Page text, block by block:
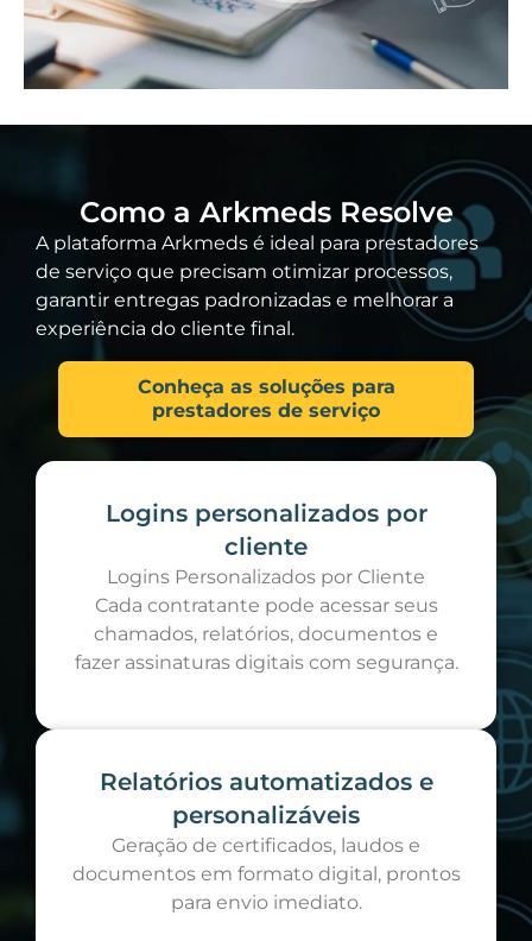
Como a Arkmeds Resolve
A plataforma Arkmeds é ideal para prestadores
de serviço que precisam otimizar processos,
garantir entregas padronizadas e melhorar a
experiência do cliente final.
Conheça as soluções para
prestadores de serviço
Logins personalizados por
cliente
Logins Personalizados por Cliente
Cada contratante pode acessar seus
chamados, relatórios, documentos e
fazer assinaturas digitais com segurança.
Relatórios automatizados e
personalizáveis
Geração de certificados, laudos e
documentos em formato digital, prontos
para envio imediato.